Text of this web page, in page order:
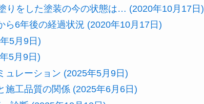
りをした塗装の今の状態は… (2020年10月17日)
ら6年後の経過状況 (2020年10月17日)
5月9日)
5月9日)
ュレーション (2025年5月9日)
施工品質の関係 (2025年6月6日)